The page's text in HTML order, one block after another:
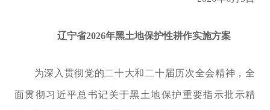
辽宁省2026年黑土地保护性耕作实施方案
为深入贯彻党的二十大和二十届历次全会精神， 全
面贯彻习近平总书记关于黑土地保护重要指示批示精